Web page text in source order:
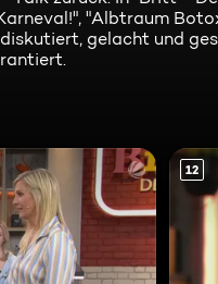
"Albtraum
gelacht und
12